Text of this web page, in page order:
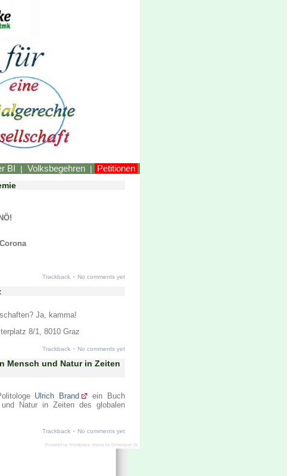
BI | Volksbegehren | Petitionen
Trackback · No comments yet
Ja, kamma!
8/1, 8010 Graz
Trackback · No comments yet
Mensch und Natur in Zeiten
Ulrich Brand
ein Buch
und Natur in Zeiten des globalen
Trackback · No comments yet
Powered by Wordpress , theme by Dimension 2k